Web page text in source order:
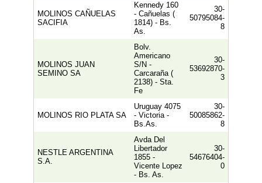
MOLINOS CAÑUELAS
SACIFIA
Kennedy 160
- Cañuelas (
1814) - Bs.
As.
30-
50795084-
8
MOLINOS JUAN
SEMINO SA
Bolv.
Americano
S/n -
Carcaraña (
2138) - Sta.
Fe
30-
53692870-
3
MOLINOS RIO PLATA SA
Uruguay 4075
- Victoria -
Bs.as.
30-
50085862-
8
NESTLE ARGENTINA
S.A.
Avda Del
Libertador
1855 -
Vicente Lopez
- Bs. As.
30-
54676404-
0